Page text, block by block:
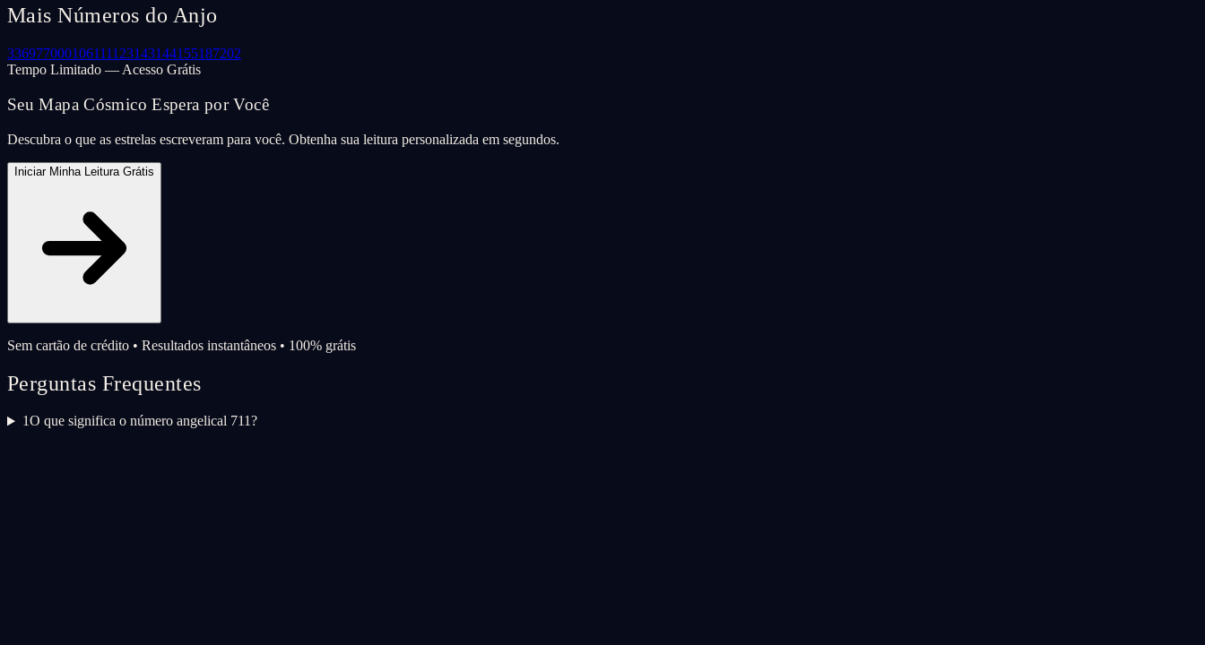
Mais Números do Anjo
336977000106111123143144155187202
Tempo Limitado — Acesso Grátis
Seu Mapa Cósmico Espera por Você
Descubra o que as estrelas escreveram para você. Obtenha sua leitura personalizada em segundos.
Iniciar Minha Leitura Grátis
Sem cartão de crédito • Resultados instantâneos • 100% grátis
Perguntas Frequentes
1O que significa o número angelical 711?